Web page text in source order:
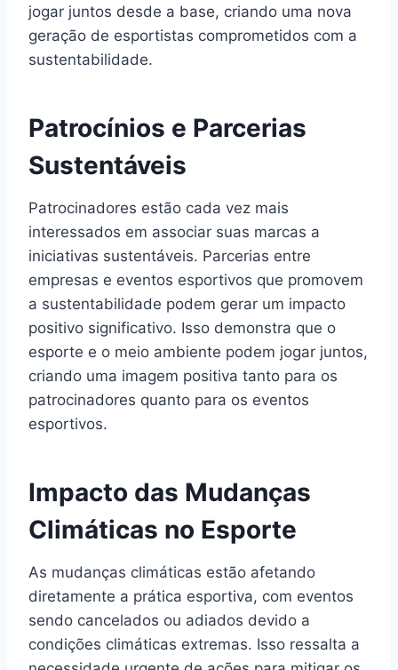
jogar juntos desde a base, criando uma nova
geração de esportistas comprometidos com a
sustentabilidade.
Patrocínios e Parcerias
Sustentáveis
Patrocinadores estão cada vez mais
interessados em associar suas marcas a
iniciativas sustentáveis. Parcerias entre
empresas e eventos esportivos que promovem
a sustentabilidade podem gerar um impacto
positivo significativo. Isso demonstra que o
esporte e o meio ambiente podem jogar juntos,
criando uma imagem positiva tanto para os
patrocinadores quanto para os eventos
esportivos.
Impacto das Mudanças
Climáticas no Esporte
As mudanças climáticas estão afetando
diretamente a prática esportiva, com eventos
sendo cancelados ou adiados devido a
condições climáticas extremas. Isso ressalta a